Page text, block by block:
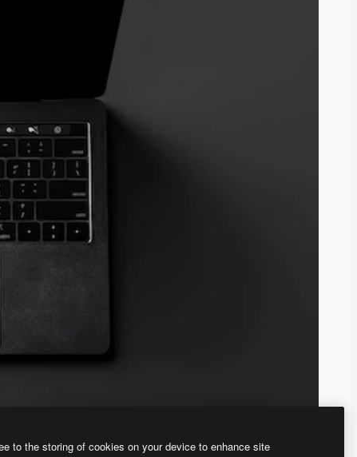
to the storing of cookies on your device to enhance site